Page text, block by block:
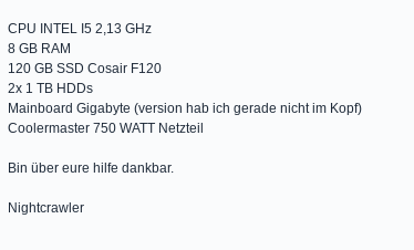
CPU INTEL I5 2,13 GHz
8 GB RAM
120 GB SSD Cosair F120
2x 1 TB HDDs
Mainboard Gigabyte (version hab ich gerade nicht im Kopf)
Coolermaster 750 WATT Netzteil
Bin über eure hilfe dankbar.
Nightcrawler